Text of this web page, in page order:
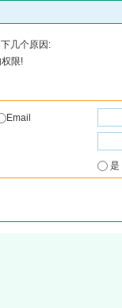
几个原因:
限!
Email